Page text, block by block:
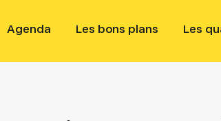
Agenda Les bons plans Les